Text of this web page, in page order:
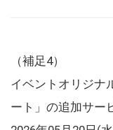
（補足4）
イベントオリジナ
ート」の追加サー